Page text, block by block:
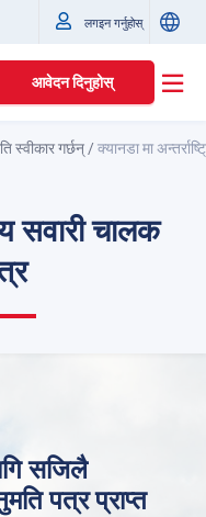
लगइन गर्नुहोस्
आवेदन दिनुहोस्
स्वीकार गर्छन् /क्यानडा मा
सवारी चालक
सजिलै
पत्र प्राप्त